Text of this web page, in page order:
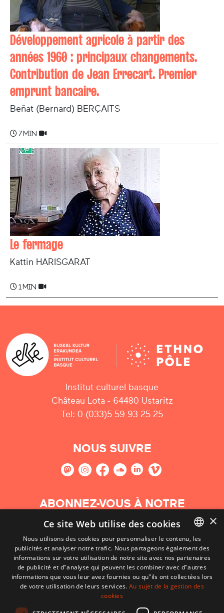
Développement agricole à partir des
années 1960 : principaux changements.
Contribution de Jean Errecart. Premier
emprunt bancaire.
Beñat (Bernard) BERÇAITS
7 min
Le fermage
Kattin HARISGARAT
1 min
Institut culturel basque
Château Lota - 64480 Ustaritz
Tel: 0 (033)5 59 93 25 25
NOUS SUIVRE
ABONNEZ-VOUS À NOTRE
NEWSLETTER
S'abonner
BASQUE
FRENCH
×
Ce site Web utilise des cookies
Nous utilisons des cookies pour personnaliser le contenu, les
publicités et analyser notre trafic. Nous partageons également des
informations sur votre utilisation de notre site avec nos partenaires
de publicité et d"analyse qui peuvent les combiner avec d"autres
informations que vous leur avez fournies ou qu"ils ont collectées lors
de votre utilisation de leurs services.Au sujet de la gestion des
cookies